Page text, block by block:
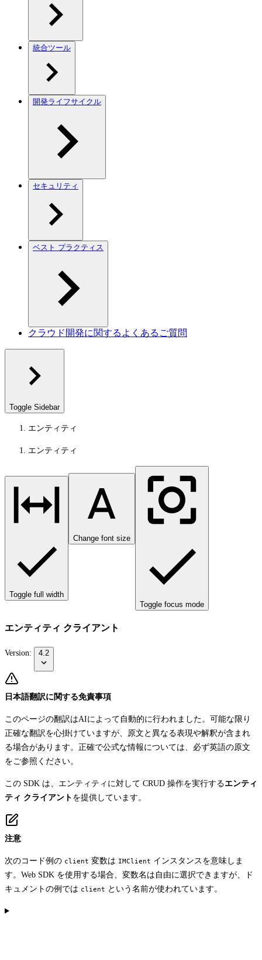
統合ツール
開発ライフサイクル
セキュリティ
ベスト プラクティス
クラウド開発に関するよくあるご質問
Toggle Sidebar
エンティティ
エンティティ
Toggle full width
Change font size
Toggle focus mode
エンティティ クライアント
Version: 4.2
日本語翻訳に関する免責事項
このページの翻訳はAIによって自動的に行われました。可能な限り
正確な翻訳を心掛けていますが、原文と異なる表現や解釈が含まれ
る場合があります。正確で公式な情報については、必ず英語の原文
をご参照ください。
この SDK は、エンティティに対して CRUD 操作を実行するエンティ
ティ クライアント を提供しています。
注意
次のコード例の client 変数は IMClient インスタンスを意味しま
す。Web SDK を使用する場合、変数名は自由に選択できますが、ド
キュメントの例では client という名前が使われています。